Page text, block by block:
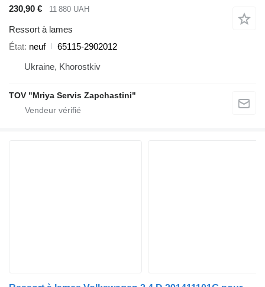
230,90 €
11 880 UAH
Ressort à lames
État neuf
65115-2902012
Ukraine, Khorostkiv
TOV "Mriya Servis Zapchastini"